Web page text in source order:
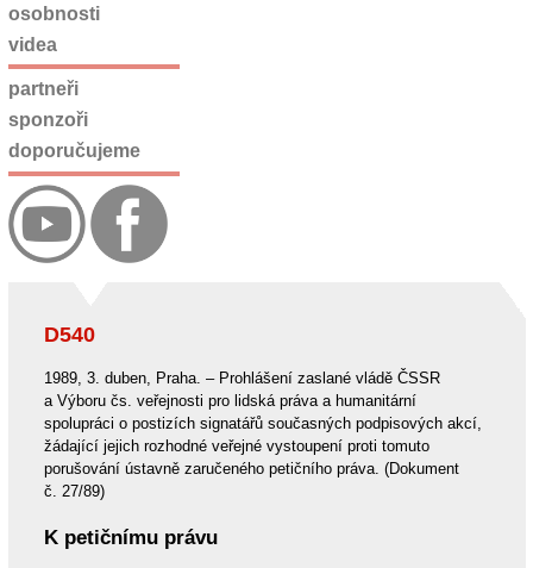
D540
1989, 3. duben, Praha. – Prohlášení zaslané vládě ČSSR
a Výboru čs. veřejnosti pro lidská práva a humanitární
spolupráci o postizích signatářů současných podpisových akcí,
žádající jejich rozhodné veřejné vystoupení proti tomuto
porušování ústavně zaručeného petičního práva. (Dokument
č. 27/89)
K petičnímu právu
osobnosti
videa
partneři
sponzoři
doporučujeme